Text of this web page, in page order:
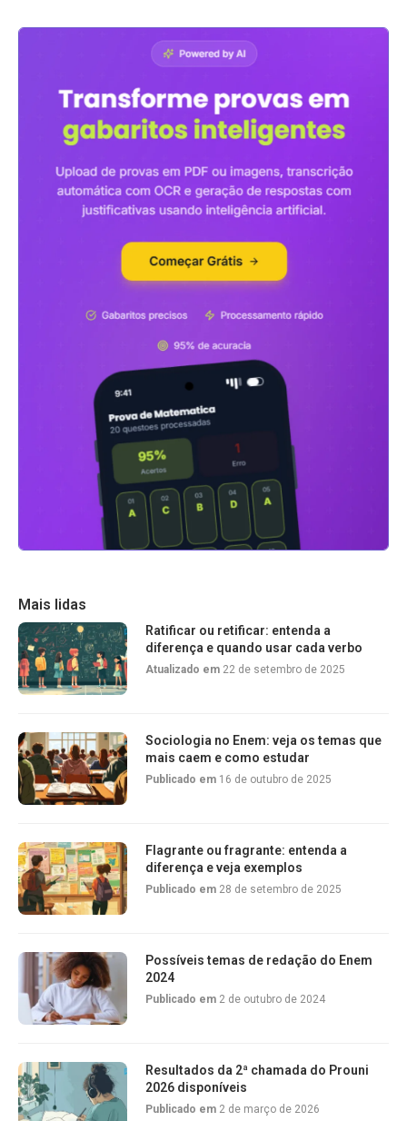
Mais lidas
Ratificar ou retificar: entenda a
diferença e quando usar cada verbo
Atualizado em 22 de setembro de 2025
Sociologia no Enem: veja os temas que
mais caem e como estudar
Publicado em 16 de outubro de 2025
Flagrante ou fragrante: entenda a
diferença e veja exemplos
Publicado em 28 de setembro de 2025
Possíveis temas de redação do Enem
2024
Publicado em 2 de outubro de 2024
Resultados da 2ª chamada do Prouni
2026 disponíveis
Publicado em 2 de março de 2026